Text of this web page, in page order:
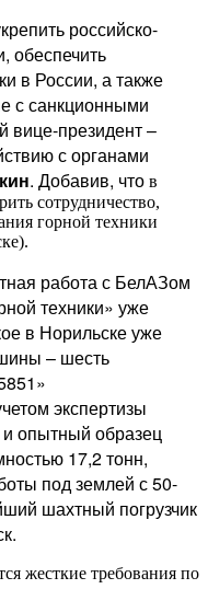
российско-
обеспечить
в России, а также
с санкционными
вице-президент –
с органами
. Добавив, что в
сотрудничество,
горной техники
работа с БелАЗом
техники» уже
в Норильске уже
– шесть
экспертизы
опытный образец
17,2 тонн,
под землей с 50-
шахтный погрузчик
жесткие требования по